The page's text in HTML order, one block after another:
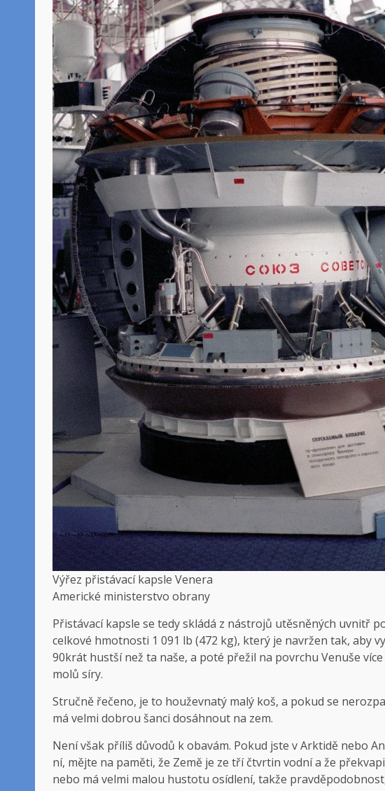
Výřez přistávací kapsle Venera
Americké ministerstvo obrany
Přistávací kapsle se tedy skládá z nástrojů utěsněných uvnitř
celkové hmotnosti 1 091 lb (472 kg), který je navržen tak, aby
90krát hustší než ta naše, a poté přežil na povrchu Venuše
molů síry.
Stručně řečeno, je to houževnatý malý koš, a pokud se
má velmi dobrou šanci dosáhnout na zem.
Není však příliš důvodů k obavám. Pokud jste v Arktidě nebo
ní, mějte na paměti, že Země je ze tří čtvrtin vodní a že
nebo má velmi malou hustotu osídlení, takže